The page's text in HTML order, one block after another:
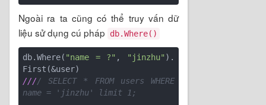
Ngoài ra ta cũng có thể truy vấn dữ
liệu sử dụng cú pháp
db.Where()
db.Where( "name = ?" , "jinzhu" ).
//// SELECT * FROM users WHERE
name = 'jinzhu' limit 1;